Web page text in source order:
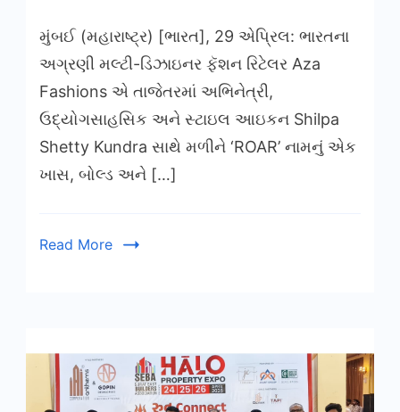
મુંબઈ (મહારાષ્ટ્ર) [ભારત], 29 એપ્રિલ: ભારતના
અગ્રણી મલ્ટી-ડિઝાઇનર ફૅશન રિટેલર Aza
Fashions એ તાજેતરમાં અભિનેત્રી,
ઉદ્યોગસાહસિક અને સ્ટાઇલ આઇકન Shilpa
Shetty Kundra સાથે મળીને ‘ROAR’ નામનું એક
ખાસ, બોલ્ડ અને […]
Read More